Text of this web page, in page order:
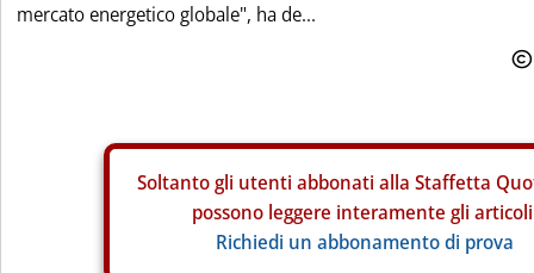
mercato energetico globale", ha de...
Soltanto gli utenti abbonati alla Staffetta
possono leggere interamente gli
Richiedi un abbonamento di prova